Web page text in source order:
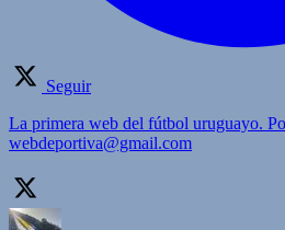
Seguir
La primera web del fútbol uruguayo.
webdeportiva@gmail.com